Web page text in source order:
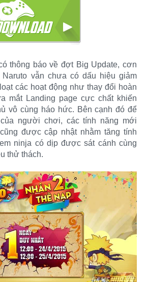
thông báo về đợt Big Update, cơn
vẫn chưa có dấu hiệu giảm
các hoạt động như thay đổi hoàn
mắt Landing page cực chất khiến
vô cùng háo hức. Bên cạnh đó để
người chơi, các tính năng mới
được cập nhật nhằm tăng tính
ninja có dịp được sát cánh cùng
thử thách.